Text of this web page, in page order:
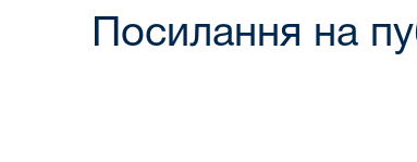
Посилання на